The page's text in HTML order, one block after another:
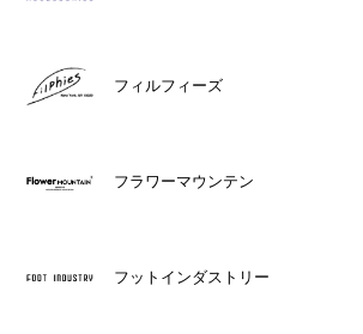
フィルフィーズ
フラワーマウンテン
フットインダストリー